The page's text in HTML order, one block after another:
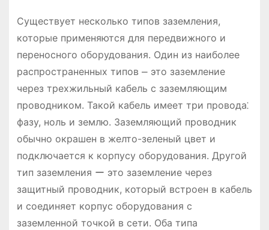
Существует несколько типов заземления,
которые применяются для передвижного и
переносного оборудования. Один из наиболее
распространенных типов ⎼ это заземление
через трехжильный кабель с заземляющим
проводником. Такой кабель имеет три провода⁚
фазу, ноль и землю. Заземляющий проводник
обычно окрашен в желто-зеленый цвет и
подключается к корпусу оборудования. Другой
тип заземления ー это заземление через
защитный проводник, который встроен в кабель
и соединяет корпус оборудования с
заземленной точкой в сети. Оба типа